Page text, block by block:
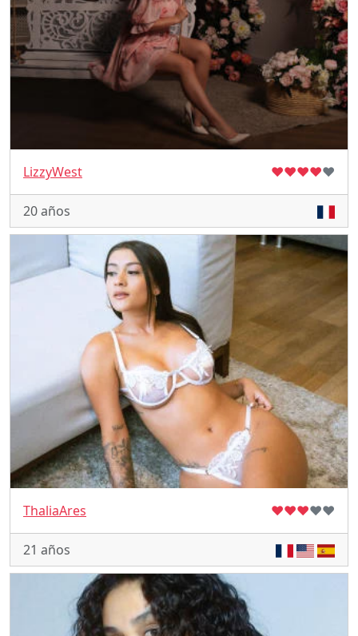
LizzyWest ♥♥♥♥♥
20 años
ThaliaAres ♥♥♥♥♥
21 años